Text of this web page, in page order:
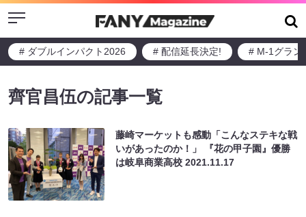
Menu
# ダブルインパクト2026 # 配信延長決定! # M-1グラン
齊官昌伍の記事一覧
藤崎マーケットも感動「こんなステキな戦
いがあったのか！」 『花の甲子園』優勝
は岐阜商業高校2021.11.17